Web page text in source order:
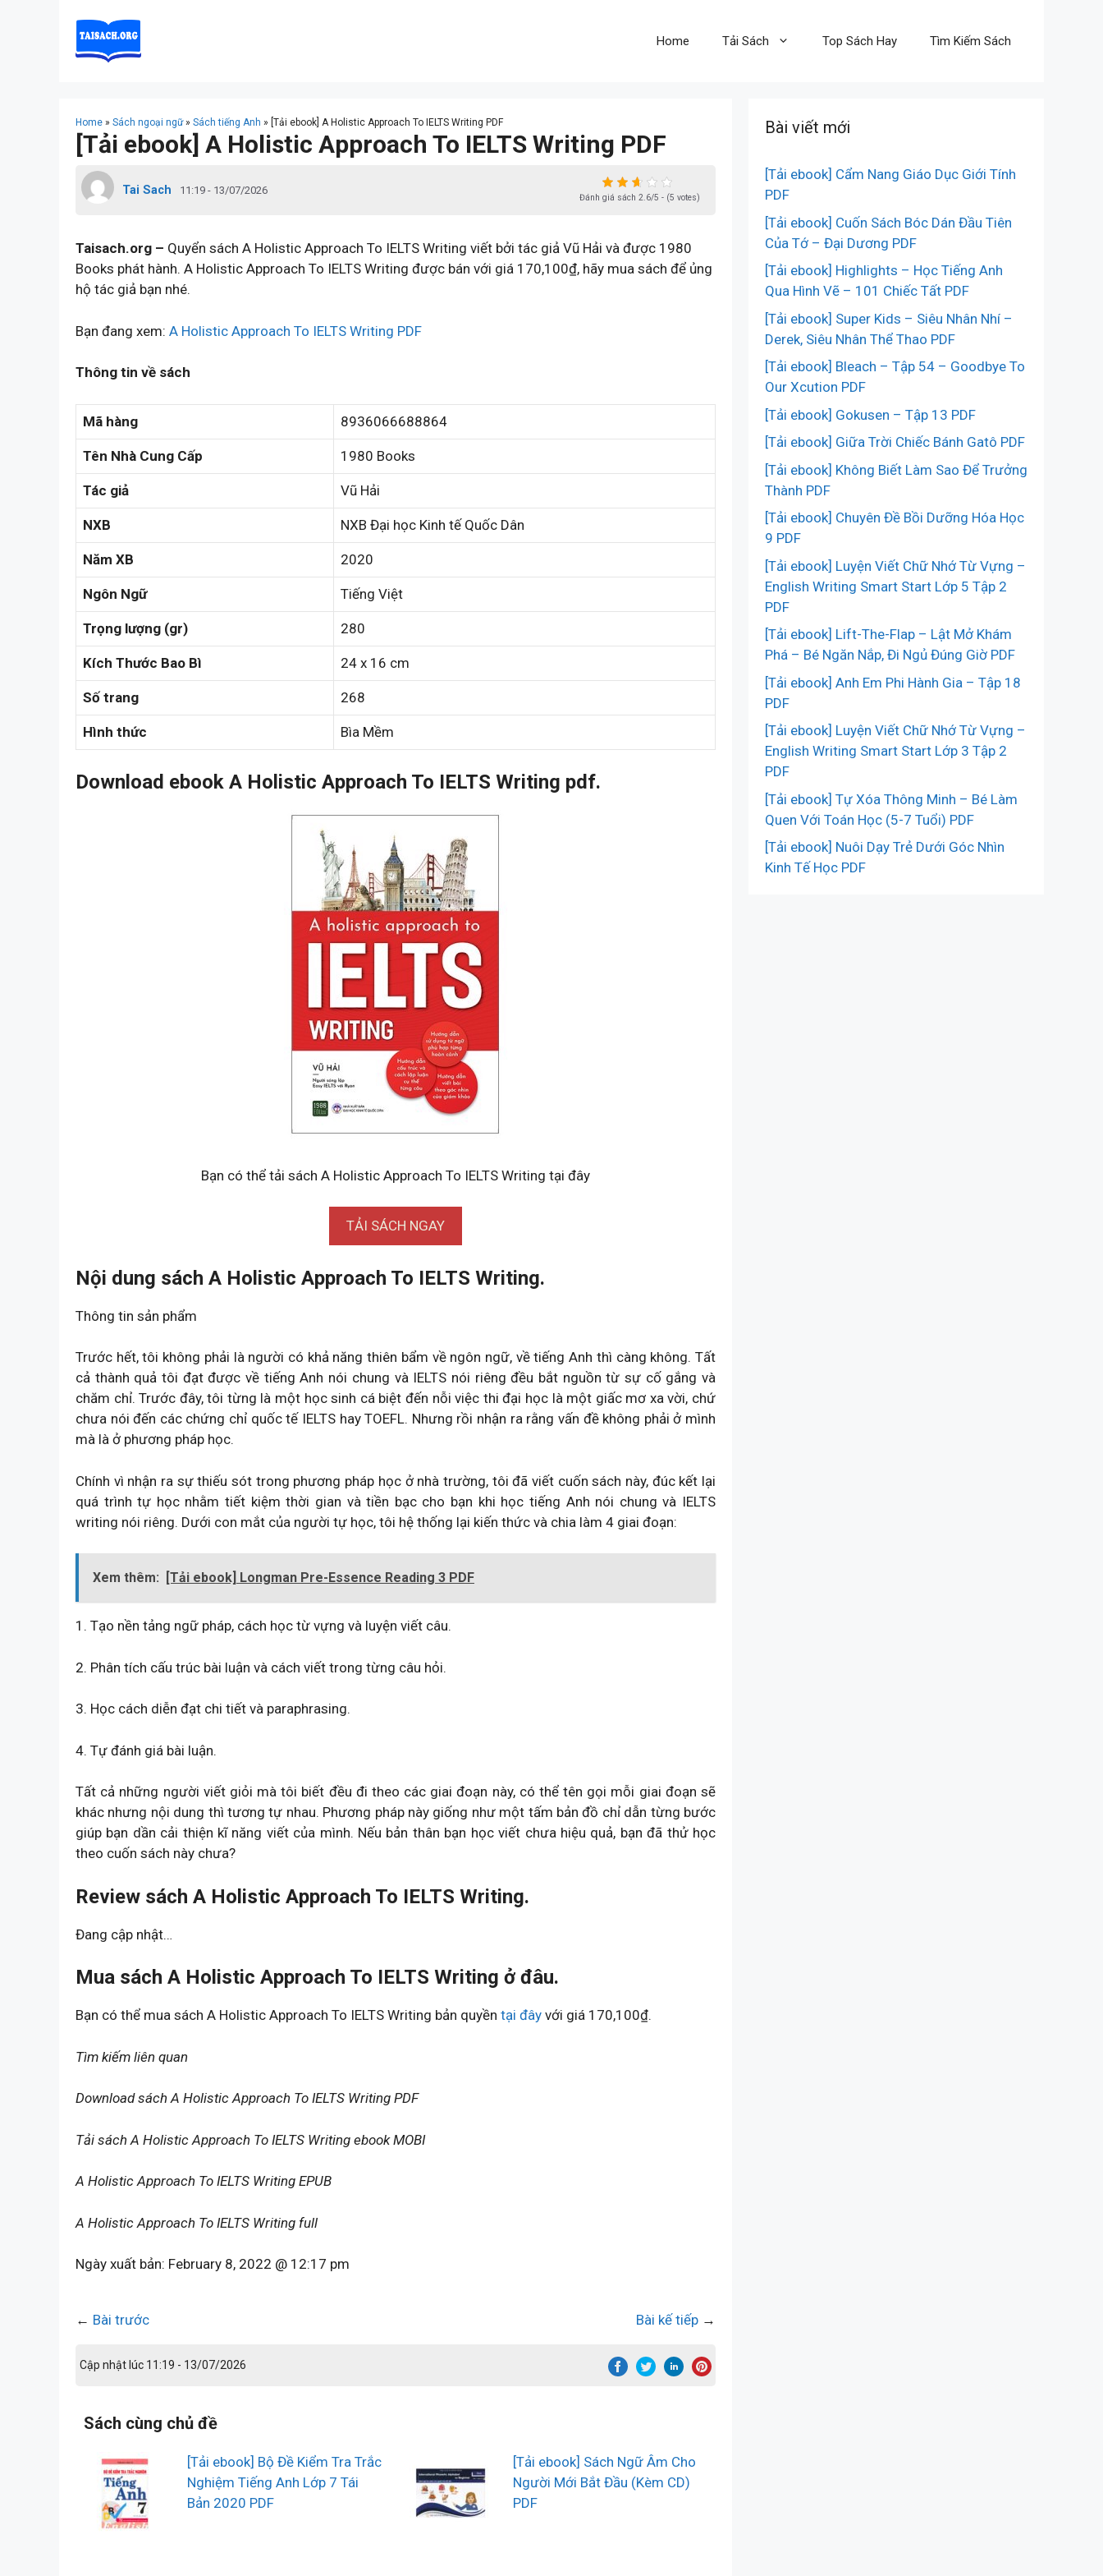
Home Tải Sách Top Sách Hay Tìm Kiếm Sách
Home » Sách ngoại ngữ» Sách tiếng Anh » [Tải ebook] A Holistic Approach To IELTS Writing PDF
[Tải ebook] A Holistic Approach To IELTS Writing PDF
Tai Sach 11:19 - 13/07/2026
Đánh giá sách 2.6/5 - (5 votes)
Taisach.org – Quyển sách A Holistic Approach To IELTS Writing viết bởi tác giả Vũ Hải và được 1980
Books phát hành. A Holistic Approach To IELTS Writing được bán với giá 170,100₫, hãy mua sách để ủng
hộ tác giả bạn nhé.
Bạn đang xem: A Holistic Approach To IELTS Writing PDF
Thông tin về sách
Mã hàng 8936066688864
Tên Nhà Cung Cấp 1980 Books
Tác giả Vũ Hải
NXB NXB Đại học Kinh tế Quốc Dân
Năm XB 2020
Ngôn Ngữ Tiếng Việt
Trọng lượng (gr) 280
Kích Thước Bao Bì 24 x 16 cm
Số trang 268
Hình thức Bìa Mềm
Download ebook A Holistic Approach To IELTS Writing pdf.
Bạn có thể tải sách A Holistic Approach To IELTS Writing tại đây
TẢI SÁCH NGAY
Nội dung sách A Holistic Approach To IELTS Writing.
Thông tin sản phẩm
Trước hết, tôi không phải là người có khả năng thiên bẩm về ngôn ngữ, về tiếng Anh thì càng không. Tất
cả thành quả tôi đạt được về tiếng Anh nói chung và IELTS nói riêng đều bắt nguồn từ sự cố gắng và
chăm chỉ. Trước đây, tôi từng là một học sinh cá biệt đến nỗi việc thi đại học là một giấc mơ xa vời, chứ
chưa nói đến các chứng chỉ quốc tế IELTS hay TOEFL. Nhưng rồi nhận ra rằng vấn đề không phải ở mình
mà là ở phương pháp học.
Chính vì nhận ra sự thiếu sót trong phương pháp học ở nhà trường, tôi đã viết cuốn sách này, đúc kết lại
quá trình tự học nhằm tiết kiệm thời gian và tiền bạc cho bạn khi học tiếng Anh nói chung và IELTS
writing nói riêng. Dưới con mắt của người tự học, tôi hệ thống lại kiến thức và chia làm 4 giai đoạn:
Xem thêm: [Tải ebook] Longman Pre-Essence Reading 3 PDF
1. Tạo nền tảng ngữ pháp, cách học từ vựng và luyện viết câu.
2. Phân tích cấu trúc bài luận và cách viết trong từng câu hỏi.
3. Học cách diễn đạt chi tiết và paraphrasing.
4. Tự đánh giá bài luận.
Tất cả những người viết giỏi mà tôi biết đều đi theo các giai đoạn này, có thể tên gọi mỗi giai đoạn sẽ
khác nhưng nội dung thì tương tự nhau. Phương pháp này giống như một tấm bản đồ chỉ dẫn từng bước
giúp bạn dần cải thiện kĩ năng viết của mình. Nếu bản thân bạn học viết chưa hiệu quả, bạn đã thử học
theo cuốn sách này chưa?
Review sách A Holistic Approach To IELTS Writing.
Đang cập nhật…
Mua sách A Holistic Approach To IELTS Writing ở đâu.
Bạn có thể mua sách A Holistic Approach To IELTS Writing bản quyền tại đây với giá 170,100₫.
Tìm kiếm liên quan
Download sách A Holistic Approach To IELTS Writing PDF
Tải sách A Holistic Approach To IELTS Writing ebook MOBI
A Holistic Approach To IELTS Writing EPUB
A Holistic Approach To IELTS Writing full
Ngày xuất bản: February 8, 2022 @ 12:17 pm
← Bài trước Bài kế tiếp →
Cập nhật lúc 11:19 - 13/07/2026
Sách cùng chủ đề
[Tải ebook] Bộ Đề Kiểm Tra Trắc
Nghiệm Tiếng Anh Lớp 7 Tái
Bản 2020 PDF
[Tải ebook] Sách Ngữ Âm Cho
Người Mới Bắt Đầu (Kèm CD)
PDF
Bài viết mới
[Tải ebook] Cẩm Nang Giáo Dục Giới Tính
PDF
[Tải ebook] Cuốn Sách Bóc Dán Đầu Tiên
Của Tớ – Đại Dương PDF
[Tải ebook] Highlights – Học Tiếng Anh
Qua Hình Vẽ – 101 Chiếc Tất PDF
[Tải ebook] Super Kids – Siêu Nhân Nhí –
Derek, Siêu Nhân Thể Thao PDF
[Tải ebook] Bleach – Tập 54 – Goodbye To
Our Xcution PDF
[Tải ebook] Gokusen – Tập 13 PDF
[Tải ebook] Giữa Trời Chiếc Bánh Gatô PDF
[Tải ebook] Không Biết Làm Sao Để Trưởng
Thành PDF
[Tải ebook] Chuyên Đề Bồi Dưỡng Hóa Học
9 PDF
[Tải ebook] Luyện Viết Chữ Nhớ Từ Vựng –
English Writing Smart Start Lớp 5 Tập 2
PDF
[Tải ebook] Lift-The-Flap – Lật Mở Khám
Phá – Bé Ngăn Nắp, Đi Ngủ Đúng Giờ PDF
[Tải ebook] Anh Em Phi Hành Gia – Tập 18
PDF
[Tải ebook] Luyện Viết Chữ Nhớ Từ Vựng –
English Writing Smart Start Lớp 3 Tập 2
PDF
[Tải ebook] Tự Xóa Thông Minh – Bé Làm
Quen Với Toán Học (5-7 Tuổi) PDF
[Tải ebook] Nuôi Dạy Trẻ Dưới Góc Nhìn
Kinh Tế Học PDF